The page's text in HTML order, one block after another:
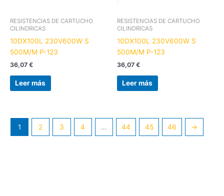
RESISTENCIAS DE CARTUCHO
CILINDRICAS
10DX100L 230V600W S
500M/M P-123
36,07 €
Leer más
RESISTENCIAS DE CARTUCHO
CILINDRICAS
10DX100L 230V600W S
500M/M P-123
36,07 €
Leer más
1 2 3 4 … 44 45 46 →